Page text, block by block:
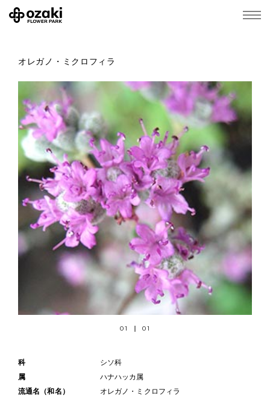
オレガノ・ミクロフィラ
01 01
科
シソ科
属
ハナハッカ属
流通名（和名）
オレガノ・ミクロフィラ